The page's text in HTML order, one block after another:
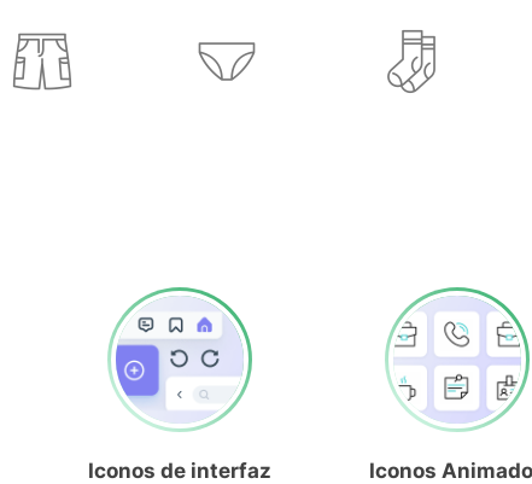
Iconos de interfaz Iconos